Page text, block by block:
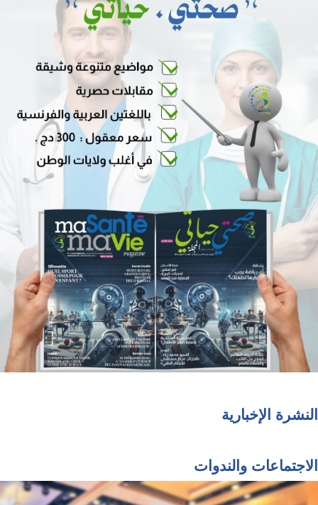
النشرة الإخبارية
الاجتماعات والندوات